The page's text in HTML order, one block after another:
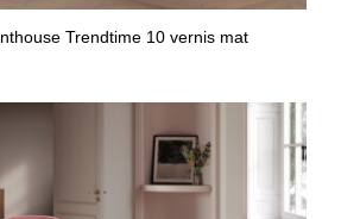
Trendtime 10 vernis mat